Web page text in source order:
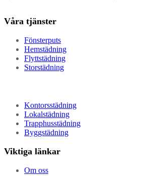
Våra tjänster
Fönsterputs
Hemstädning
Flyttstädning
Storstädning
Kontorsstädning
Lokalstädning
Trapphusstädning
Byggstädning
Viktiga länkar
Om oss